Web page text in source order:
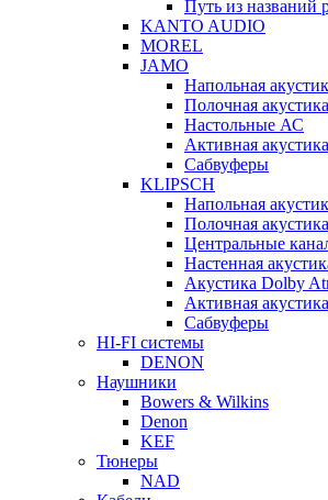
Путь из названий
KANTO AUDIO
MOREL
JAMO
Напольная
Полочная акустика
Настольные АС
Активная акустика
Сабвуферы
KLIPSCH
Напольная
Полочная акустика
Центральные
Настенная
Акустика Dolby
Активная акустика
Сабвуферы
HI-FI системы
DENON
Наушники
Bowers & Wilkins
Denon
KEF
Тюнеры
NAD